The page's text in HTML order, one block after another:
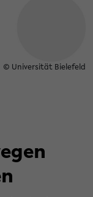
© Universität Bielefeld